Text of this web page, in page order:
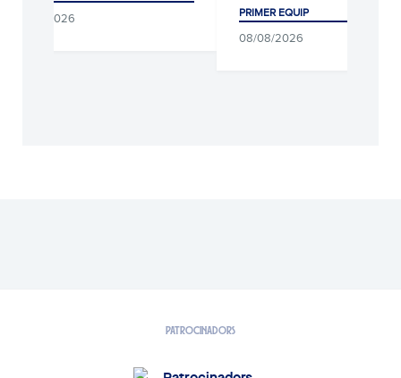
09/08/2026 PRIMER EQUIP
08/08/2026
PATROCINADORS